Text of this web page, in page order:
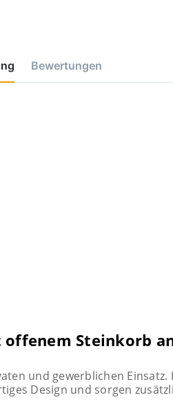
Bewertungen
Steinkorb
und gewerblichen Einsatz.
Design und sorgen